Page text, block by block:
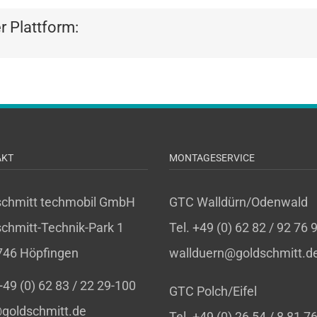
Plattform:
techmobil GmbH
Technik-Park 1
Höpfingen
(0) 62 83 / 22 29-100
MONTAGESERVICE
GTC Walldürn/Odenwald
Tel. +49 (0) 62 82 / 92 76
GTC Polch/Eifel